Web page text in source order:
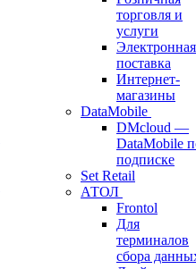
торговля и
услуги
Электронная
поставка
Интернет-
магазины
DataMobile
DMcloud —
DataMobile
подписке
Set Retail
АТОЛ
Frontol
Для
терминалов
сбора